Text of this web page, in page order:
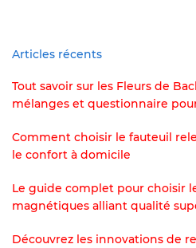
Articles récents
Tout savoir sur les Fleurs de
mélanges et questionnaire
Comment choisir le fauteuil
le confort à domicile
Le guide complet pour choisir
magnétiques alliant qualité
Découvrez les innovations de